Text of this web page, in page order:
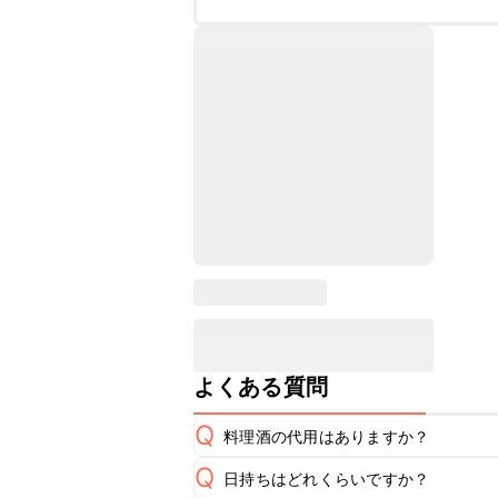
よくある質問
Q 料理酒の代用はありますか？
Q 日持ちはどれくらいですか？